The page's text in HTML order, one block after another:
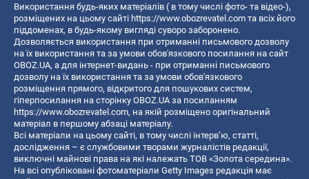
Використання будь-яких матеріалів ( в тому числі фото- та відео-),
розміщених на цьому сайті https://www.obozrevatel.com та всіх його
піддоменах, в будь-якому вигляді суворо заборонено.
Дозволяється використання при отриманні письмового дозволу
на їх використання та за умови обов'язкового посилання на сайт
OBOZ.UA, а для інтернет-видань - при отриманні письмового
дозволу на їх використання та за умови обов'язкового
розміщення прямого, відкритого для пошукових систем,
гіперпосилання на сторінку OBOZ.UA за посиланням
https://www.obozrevatel.com, на якій розміщено оригінальний
матеріал в першому абзаці матеріалу.
Всі матеріали на цьому сайті, в тому числі інтерв’ю, статті,
дослідження – є службовими творами журналістів редакції,
виключні майнові права на які належать ТОВ «Золота середина».
На всі опубліковані фотоматеріали Getty Images редакція має